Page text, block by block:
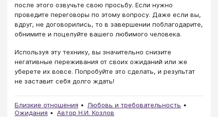
после этого озвучьте свою просьбу. Если нужно
проведите переговоры по этому вопросу. Даже если вы,
вдруг, не договорились, то в завершении поблагодарите,
обнимите и поцелуйте вашего любимого человека.
Используя эту технику, вы значительно снизите
негативные переживания от своих ожиданий или же
уберете их вовсе. Попробуйте это сделать, и результат
не заставит себя долго ждать!
Близкие отношения
Любовь и требовательность
Ожидания
Автор Н.И. Козлов